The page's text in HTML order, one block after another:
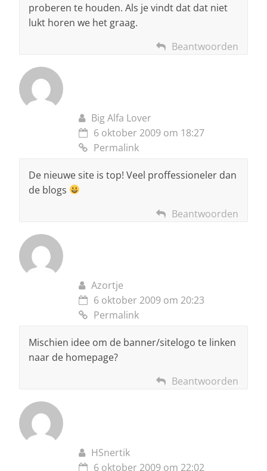
proberen te houden. Als je vindt dat dat niet
lukt horen we het graag.
Beantwoorden
Big Alfa Lover
6 oktober 2009 om 18:27
Permalink
De nieuwe site is top! Veel proffessioneler dan
de blogs
Beantwoorden
Azortje
6 oktober 2009 om 20:23
Permalink
Mischien idee om de banner/sitelogo te linken
naar de homepage?
Beantwoorden
HSnertik
6 oktober 2009 om 22:02